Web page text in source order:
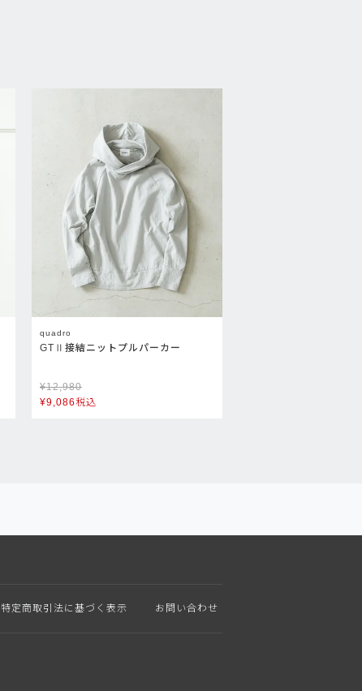
quadro
GTⅡ接結ニットプルパーカー
¥12,980
¥9,086税込
特定商取引法に基づく表示 お問い合わせ